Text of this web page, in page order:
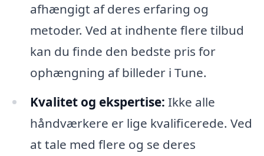
afhængigt af deres erfaring og
metoder. Ved at indhente flere tilbud
kan du finde den bedste pris for
ophængning af billeder i Tune.
Kvalitet og ekspertise: Ikke alle
håndværkere er lige kvalificerede. Ved
at tale med flere og se deres